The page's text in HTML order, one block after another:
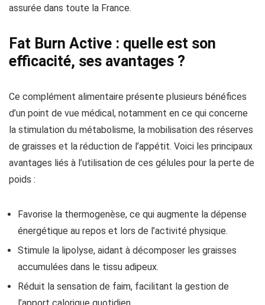
assurée dans toute la France.
Fat Burn Active : quelle est son
efficacité, ses avantages ?
Ce complément alimentaire présente plusieurs bénéfices
d’un point de vue médical, notamment en ce qui concerne
la stimulation du métabolisme, la mobilisation des réserves
de graisses et la réduction de l’appétit. Voici les principaux
avantages liés à l’utilisation de ces gélules pour la perte de
poids :
Favorise la thermogenèse, ce qui augmente la dépense
énergétique au repos et lors de l’activité physique.
Stimule la lipolyse, aidant à décomposer les graisses
accumulées dans le tissu adipeux.
Réduit la sensation de faim, facilitant la gestion de